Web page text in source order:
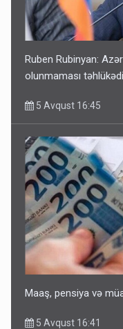
Ruben Rubinyan:
olunmaması
5 Avqust 16:45
Maaş, pensiya və
5 Avqust 16:41